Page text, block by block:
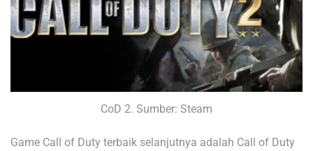
CoD 2. Sumber: Steam
Game Call of Duty terbaik selanjutnya adalah Call of Duty